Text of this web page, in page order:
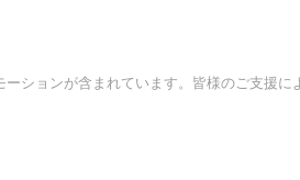
ションが含まれています。皆様のご支援に